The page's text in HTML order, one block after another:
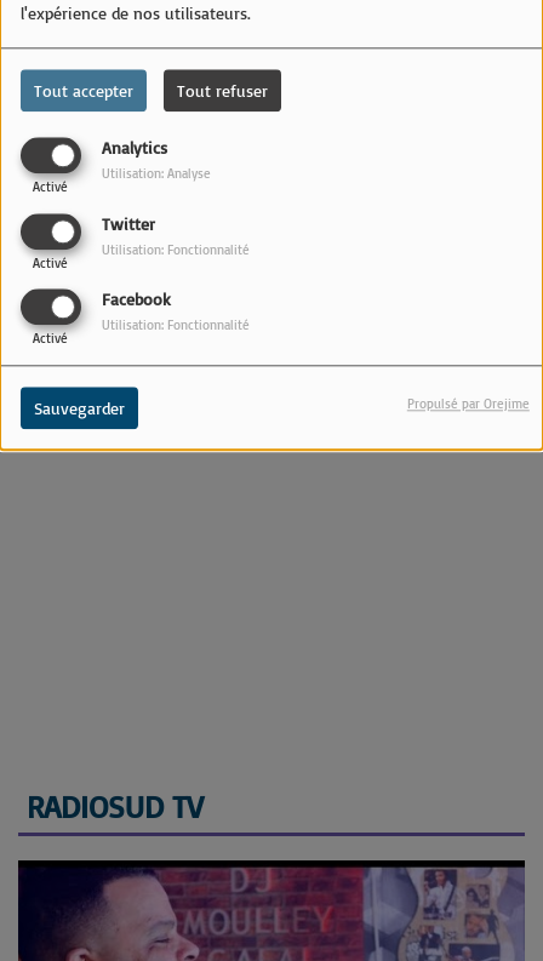
l'expérience de nos utilisateurs.
Tout accepter Tout refuser
Analytics
Activé
Utilisation: Analyse
Twitter
Activé
Utilisation: Fonctionnalité
Facebook
Activé
Utilisation: Fonctionnalité
Sauvegarder Propulsé par Orejime
Métropole de Lyon. Ils roulent à trottinette sur le périphérique
RADIOSUD TV